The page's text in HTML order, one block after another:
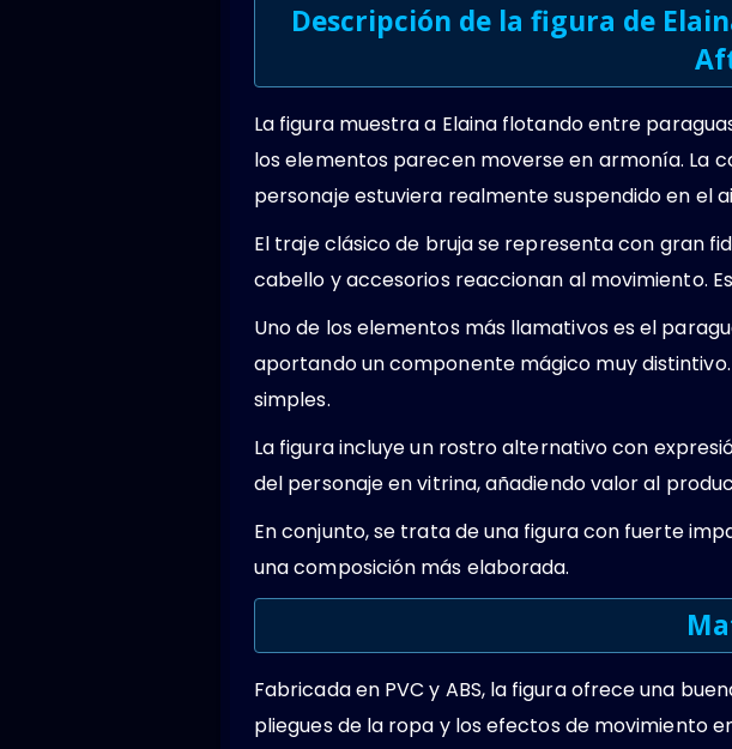
Descripción de la figura de
La figura muestra a Elaina flotando entre
los elementos parecen moverse en armonía. La
personaje estuviera realmente suspendido en el
El traje clásico de bruja se representa con gran
cabello y accesorios reaccionan al movimiento.
Uno de los elementos más llamativos es el
aportando un componente mágico muy
simples.
La figura incluye un rostro alternativo con
del personaje en vitrina, añadiendo valor al
En conjunto, se trata de una figura con fuerte
una composición más elaborada.
Fabricada en PVC y ABS, la figura ofrece una
pliegues de la ropa y los efectos de movimiento